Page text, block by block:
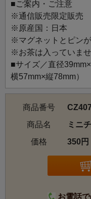
お気に入りのバッグに
て、お好みのスタイル
夜空に輝く無数の星々
きものが暮らしている
見知らぬ星々の世界を
■ご案内・ご注意
※通信販売限定販売
※原産国：日本
※マグネットとピンが
※お茶は入っていませ
■サイズ／直径
横57mm×縦78mm）
商品番号
商品名
ミニ
価格
350円
お電話